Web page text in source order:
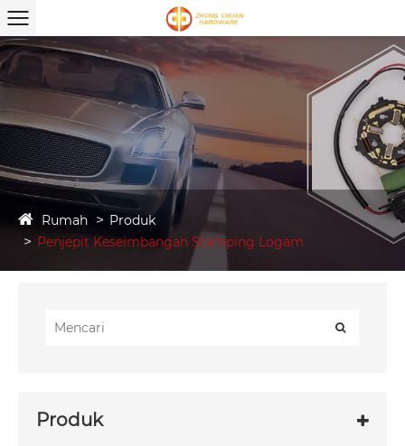
Rumah
Produk
Penjepit Keseimbangan Stamping Logam
Produk